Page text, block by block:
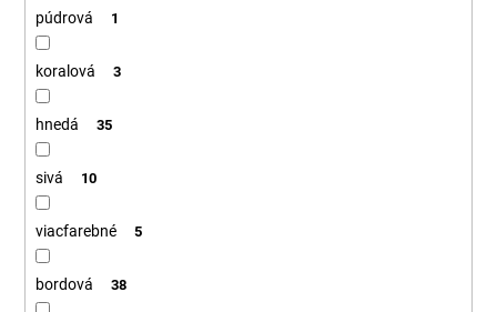
púdrová 1
koralová 3
hnedá 35
sivá 10
viacfarebné 5
bordová 38